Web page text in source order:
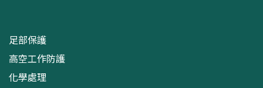
足部保護
高空工作防護
化學處理